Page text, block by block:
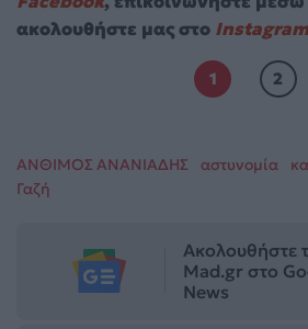
ακολουθήστε μας στο Instagram
1 2
ΑΝΘΙΜΟΣ ΑΝΑΝΙΑΔΗΣ αστυνομία
Γαζή
Ακολουθήστε
Mad.gr στο
News